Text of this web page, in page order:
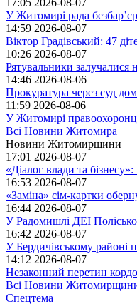
17:05 2026-08-07
У Житомирі рада
14:59 2026-08-07
Віктор Градівський: 47
10:26 2026-08-07
Рятувальники залучалися
14:46 2026-08-06
Прокуратура через суд
11:59 2026-08-06
У Житомирі
Всі Новини Житомира
Новини Житомирщини
17:01 2026-08-07
«Діалог влади та
16:53 2026-08-07
«Заміна» сім-картки
16:44 2026-08-07
У Радомишлі ДЕІ
16:42 2026-08-07
У Бердичівському районі
14:12 2026-08-07
Незаконний перетин
Всі Новини
Спецтема